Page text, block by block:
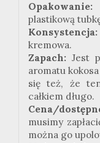
Opakowanie:
plastikową
Konsystencja:
kremowa.
Zapach: Jest
aromatu
się też, że
całkiem długo.
Cena/
musimy
można go